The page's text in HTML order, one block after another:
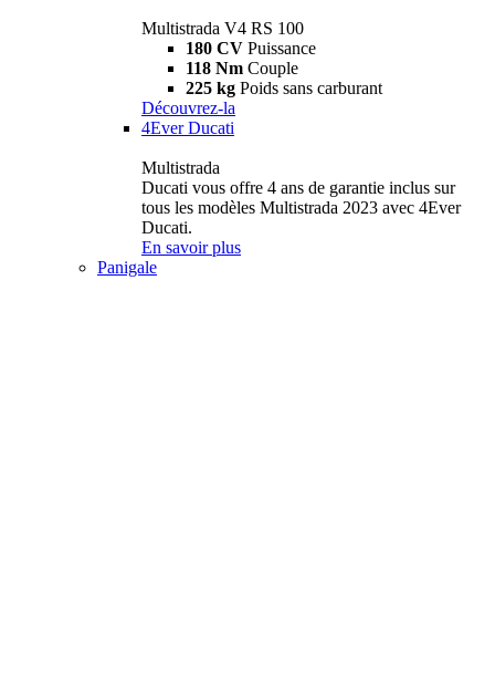
Multistrada V4 RS 100
180 CV Puissance
118 Nm Couple
225 kg Poids sans carburant
Découvrez-la
4Ever Ducati
Multistrada
Ducati vous offre 4 ans de garantie inclus sur
tous les modèles Multistrada 2023 avec 4Ever
Ducati.
En savoir plus
Panigale